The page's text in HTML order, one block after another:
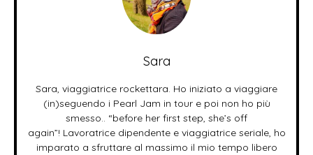
Sara
Sara, viaggiatrice rockettara. Ho iniziato a viaggiare
(in)seguendo i Pearl Jam in tour e poi non ho più
smesso.. “before her first step, she’s off
again”! Lavoratrice dipendente e viaggiatrice seriale, ho
imparato a sfruttare al massimo il mio tempo libero